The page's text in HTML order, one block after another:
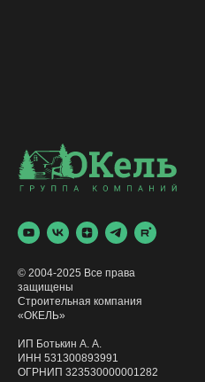
© 2004-2025 Все права
защищены
Строительная компания
«ОКЕЛЬ»
ИП Ботькин А. А.
ИНН 531300893991
ОГРНИП 323530000001282